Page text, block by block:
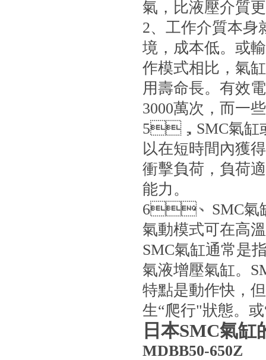
氣，比液壓介質
2、工作介質本
境，成本低。
作模式相比，氣
用壽命長。有
3000萬次，而一
5，SMC氣缸或
以在短時間內獲得
衝擊負荷，負荷
能力。
6、SMC氣缸控
氣動模式可在高溫
SMC氣缸通常是
氣液增壓氣缸
特點是動作快，
生“爬行"狀態
日本SMC氣缸
MDBB50-650Z